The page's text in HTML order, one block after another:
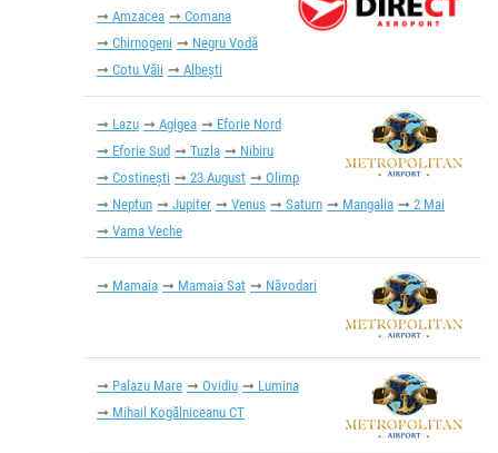
Amzacea
Comana
Chirnogeni
Negru Vodă
Cotu Văii
Albești
Lazu Agigea
Eforie Nord
Eforie Sud
Tuzla
Nibiru
Costinești
23 August
Olimp
Neptun
Jupiter Venus Saturn Mangalia
2 Mai
Vama Veche
Mamaia Mamaia Sat Năvodari
Palazu Mare Ovidiu
Lumina
Mihail Kogălniceanu CT